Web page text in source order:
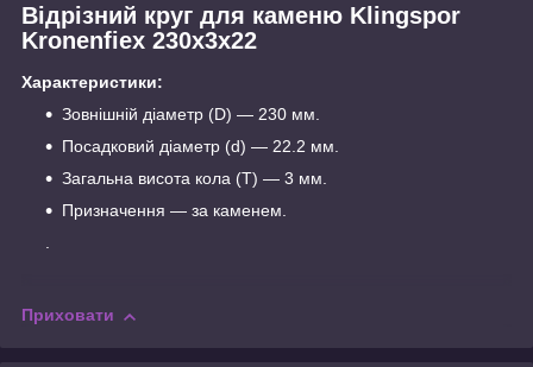
Відрізний круг для каменю Klingspor
Kronenfiex 230x3x22
Характеристики:
Зовнішній діаметр (D) — 230 мм.
Посадковий діаметр (d) — 22.2 мм.
Загальна висота кола (T) — 3 мм.
Призначення — за каменем.
.
Приховати